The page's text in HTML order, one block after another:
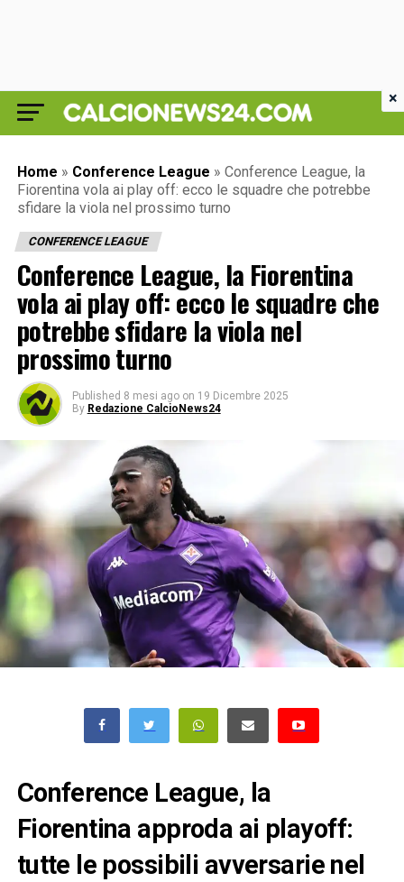
Home » Conference League » Conference League, la
Fiorentina vola ai play off: ecco le squadre che potrebbe
sfidare la viola nel prossimo turno
CONFERENCE LEAGUE
Conference League, la Fiorentina
vola ai play off: ecco le squadre che
potrebbe sfidare la viola nel
prossimo turno
Published 8 mesi ago on 19 Dicembre 2025
By Redazione CalcioNews24
Conference League, la
Fiorentina approda ai playoff:
tutte le possibili avversarie nel
×